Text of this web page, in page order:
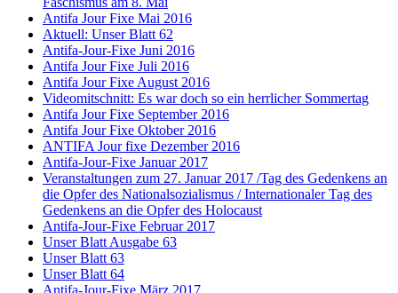
Antifa Jour Fixe Mai 2016
Aktuell: Unser Blatt 62
Antifa-Jour-Fixe Juni 2016
Antifa Jour Fixe Juli 2016
Antifa Jour Fixe August 2016
Videomitschnitt: Es war doch so ein herrlicher Sommertag
Antifa Jour Fixe September 2016
Antifa Jour Fixe Oktober 2016
ANTIFA Jour fixe Dezember 2016
Antifa-Jour-Fixe Januar 2017
Veranstaltungen zum 27. Januar 2017 /Tag des Gedenkens an
die Opfer des Nationalsozialismus / Internationaler Tag des
Gedenkens an die Opfer des Holocaust
Antifa-Jour-Fixe Februar 2017
Unser Blatt Ausgabe 63
Unser Blatt 63
Unser Blatt 64
Antifa-Jour-Fixe März 2017